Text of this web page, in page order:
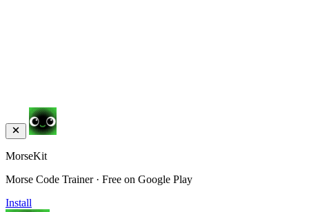
MorseKit
Morse Code Trainer · Free on Google Play
Install